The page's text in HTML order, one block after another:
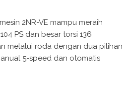
2NR-VE mampu meraih
PS dan besar torsi 136
melalui roda dengan dua pilihan
5-speed dan otomatis